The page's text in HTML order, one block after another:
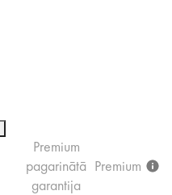
Premium
pagarinātā
garantija
Premium